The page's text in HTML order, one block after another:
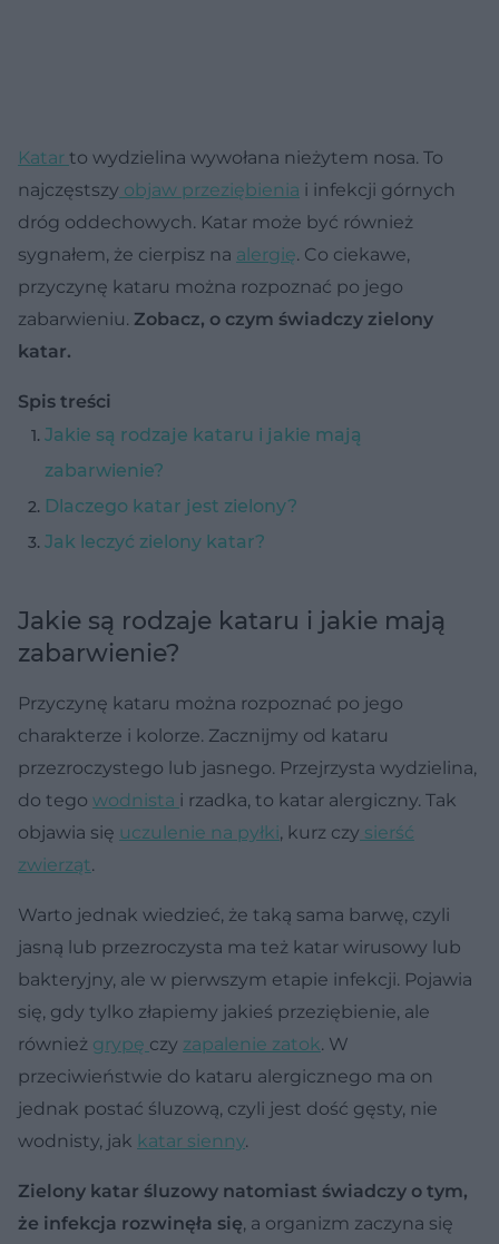
Katar to wydzielina wywołana nieżytem nosa. To
najczęstszy objaw przeziębienia i infekcji górnych
dróg oddechowych. Katar może być również
sygnałem, że cierpisz na alergię. Co ciekawe,
przyczynę kataru można rozpoznać po jego
zabarwieniu. Zobacz, o czym świadczy zielony
katar.
Spis treści
Jakie są rodzaje kataru i jakie mają
zabarwienie?
Dlaczego katar jest zielony?
Jak leczyć zielony katar?
Jakie są rodzaje kataru i jakie mają
zabarwienie?
Przyczynę kataru można rozpoznać po jego
charakterze i kolorze. Zacznijmy od kataru
przezroczystego lub jasnego. Przejrzysta wydzielina,
do tego wodnista i rzadka, to katar alergiczny. Tak
objawia się uczulenie na pyłki, kurz czy sierść
zwierząt.
Warto jednak wiedzieć, że taką sama barwę, czyli
jasną lub przezroczysta ma też katar wirusowy lub
bakteryjny, ale w pierwszym etapie infekcji. Pojawia
się, gdy tylko złapiemy jakieś przeziębienie, ale
również grypę czy zapalenie zatok. W
przeciwieństwie do kataru alergicznego ma on
jednak postać śluzową, czyli jest dość gęsty, nie
wodnisty, jak katar sienny.
Zielony katar śluzowy natomiast świadczy o tym,
że infekcja rozwinęła się, a organizm zaczyna się